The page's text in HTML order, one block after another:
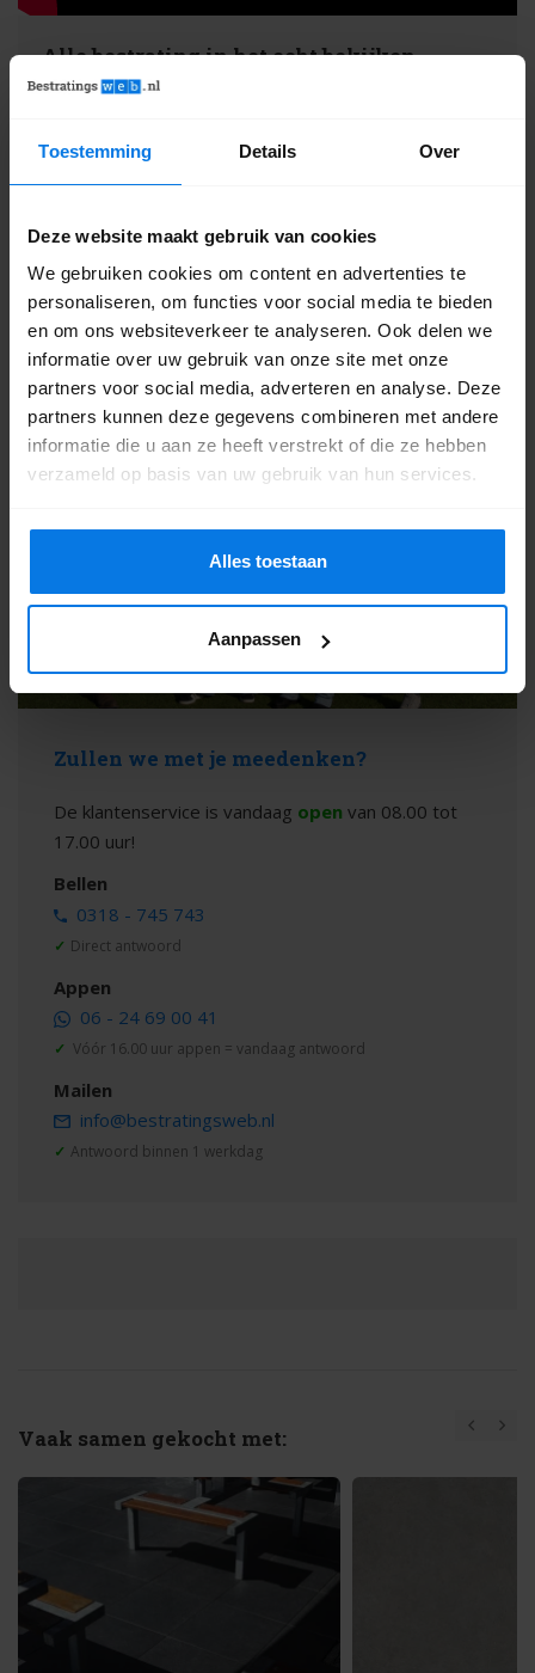
Toestemming Details Over
Deze website maakt gebruik van cookies
We gebruiken cookies om content en advertenties te
personaliseren, om functies voor social media te bieden
en om ons websiteverkeer te analyseren. Ook delen we
informatie over uw gebruik van onze site met onze
partners voor social media, adverteren en analyse. Deze
partners kunnen deze gegevens combineren met andere
informatie die u aan ze heeft verstrekt of die ze hebben
verzameld op basis van uw gebruik van hun services.
Alles toestaan
Aanpassen
Alle bestrating in het echt bekijken
Gewoon zien, voelen en ervaren: dat doe je in onze
alle opties bekijken en vergelijken. De bestrating ligt
aan je voeten! Kom je snel langs?
Het adres is Stationsweg Oost 194c in
9.2 786 reviews
Zullen we met je meedenken?
De klantenservice is vandaag open van 08.00 tot
17.00 uur!
Bellen
0318 - 745 743
✓ Direct antwoord
Appen
06 - 24 69 00 41
✓ Vóór 16.00 uur appen = vandaag antwoord
Mailen
info@bestratingsweb.nl
✓ Antwoord binnen 1 werkdag
Vaak samen gekocht met: